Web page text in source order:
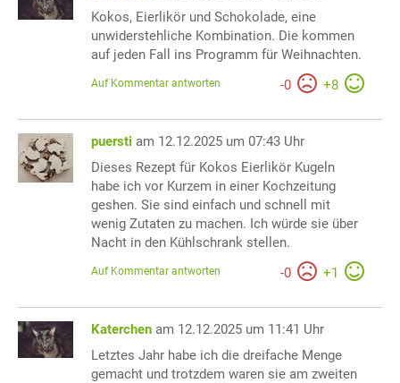
Kokos, Eierlikör und Schokolade, eine
unwiderstehliche Kombination. Die kommen
auf jeden Fall ins Programm für Weihnachten.
-0 +8
Auf Kommentar antworten
puersti am 12.12.2025 um 07:43 Uhr
Dieses Rezept für Kokos Eierlikör Kugeln
habe ich vor Kurzem in einer Kochzeitung
geshen. Sie sind einfach und schnell mit
wenig Zutaten zu machen. Ich würde sie über
Nacht in den Kühlschrank stellen.
-0 +1
Auf Kommentar antworten
Katerchen am 12.12.2025 um 11:41 Uhr
Letztes Jahr habe ich die dreifache Menge
gemacht und trotzdem waren sie am zweiten